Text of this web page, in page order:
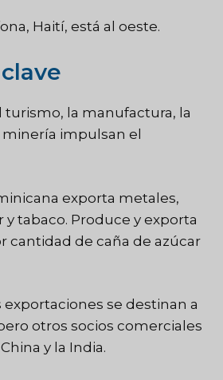
Haití, está al oeste.
turismo, la manufactura, la
impulsan el
exporta metales,
y tabaco. Produce y exporta
cantidad de caña de azúcar
exportaciones se destinan a
otros socios comerciales
y la India.